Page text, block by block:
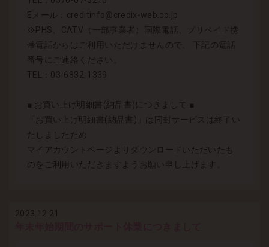
Eメール：creditinfo@credix-web.co.jp
※PHS、CATV（一部事業者）国際電話、プリペイド携
帯電話からはご利用いただけませんので、 下記の電話
番号にご連絡ください。
TEL：03-6832-1339
■ お買い上げ明細書(納品書)につきまして ■
「お買い上げ明細書(納品書)」は同封サービスは終了い
たしましたため
マイアカウントページよりダウンロードいただいたも
のをご利用いただきますようお願い申し上げます。
2023.12.21